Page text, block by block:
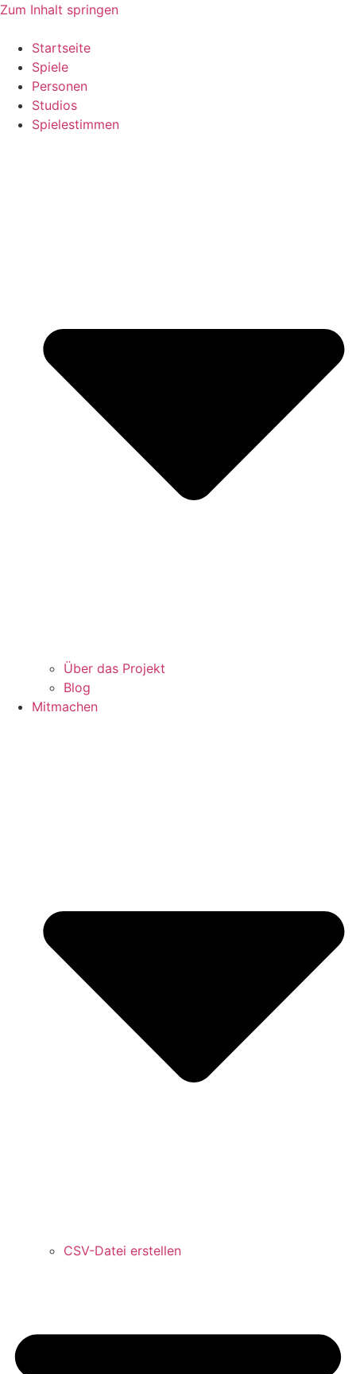
Zum Inhalt springen
Startseite
Spiele
Personen
Studios
Spielestimmen
Über das Projekt
Blog
Mitmachen
CSV-Datei erstellen